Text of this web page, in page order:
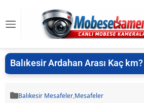
Balıkesir Ardahan Arası Kaç
Balıkesir Mesafeler,Mesafeler